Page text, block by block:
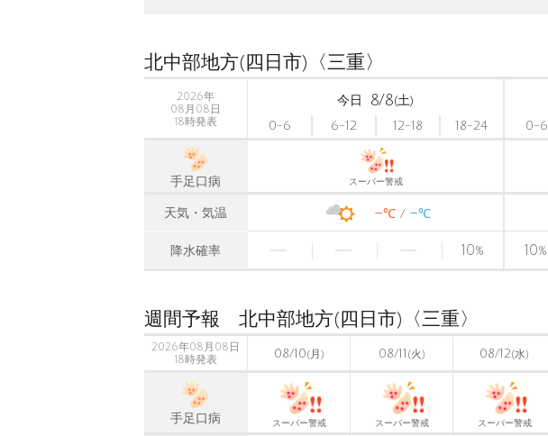
北中部地方(四日市)〈三重〉
2026年
08月08日
18時発表
今日 8/8(土)
0-6
6-12 12-18 18-24
0-6
手足口病 スーパー警戒
天気・気温 -℃ -℃
降水確率 10% 10%
週間予報 北中部地方(四日市)〈三重〉
2026年08月08日
18時発表
08/10(月) 08/11 (火) 08/12(水)
手足口病 スーパー警戒 スーパー警戒 スーパー警戒